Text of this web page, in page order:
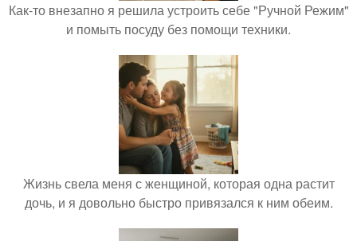
Как-то внезапно я решила устроить себе "Ручной Режим"
и помыть посуду без помощи техники.
Жизнь свела меня с женщиной, которая одна растит
дочь, и я довольно быстро привязался к ним обеим.